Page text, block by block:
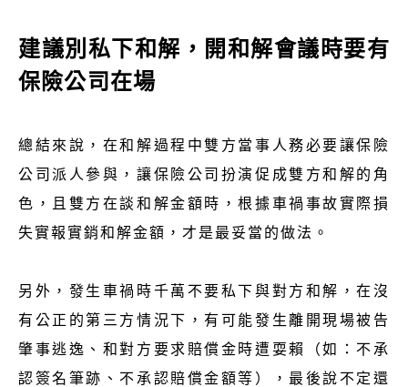
建議別私下和解，開和解會議時要有
保險公司在場
總結來說，在和解過程中雙方當事人務必要讓保險
公司派人參與，讓保險公司扮演促成雙方和解的角
色，且雙方在談和解金額時，根據車禍事故實際損
失實報實銷和解金額，才是最妥當的做法。
另外，發生車禍時千萬不要私下與對方和解，在沒
有公正的第三方情況下，有可能發生離開現場被告
肇事逃逸、和對方要求賠償金時遭耍賴（如：不承
認簽名筆跡、不承認賠償金額等），最後說不定還